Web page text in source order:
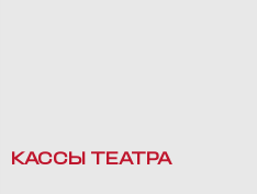
КАССЫ ТЕАТРА